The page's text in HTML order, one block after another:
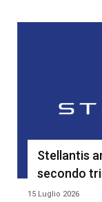
Stellantis
secondo
15 Luglio 2026